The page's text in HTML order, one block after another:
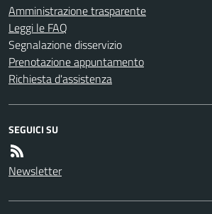
Amministrazione trasparente
Leggi le FAQ
Segnalazione disservizio
Prenotazione appuntamento
Richiesta d'assistenza
SEGUICI SU
Newsletter